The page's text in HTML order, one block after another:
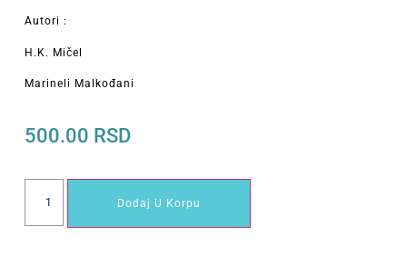
Autori :
H.K. Mičel
Marineli Malkođani
500.00 RSD
Dodaj U Korpu